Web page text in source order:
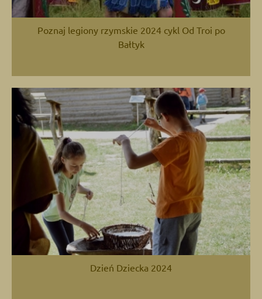
Poznaj legiony rzymskie 2024 cykl Od Troi po
Bałtyk
Dzień Dziecka 2024